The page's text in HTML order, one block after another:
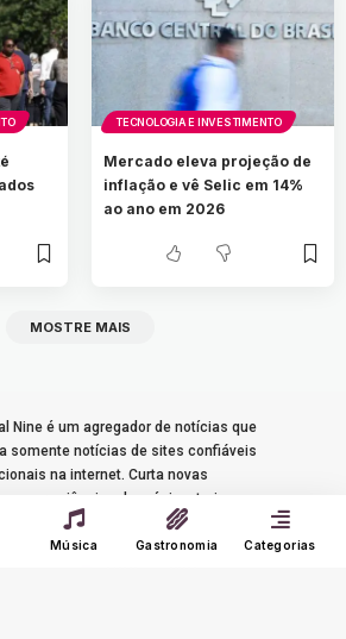
TECNOLOGIA E INVESTIMENTO
Mercado eleva projeção de
inflação e vê Selic em 14%
ao ano em 2026
MOSTRE MAIS
Nine é um agregador de notícias que
somente notícias de sites confiáveis
na internet. Curta novas
e experiências de música, turismo e
Música Gastronomia Categorias